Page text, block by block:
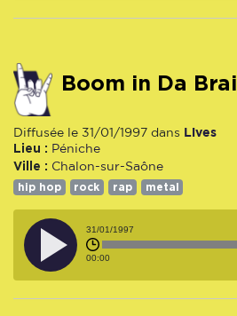
Boom in Da
Diffusée le 31/01/1997 dans Lives
Lieu : Péniche
Ville : Chalon-sur-Saône
hip hop rock rap metal
31/01/1997
00:00